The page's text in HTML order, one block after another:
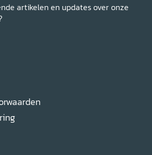
artikelen en updates over onze